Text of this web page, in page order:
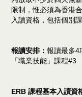
限制，惟必須為香港
入讀資格，包括個別
報讀安排：報讀最多4
「職業技能」課程#3
ERB 課程基本入讀資